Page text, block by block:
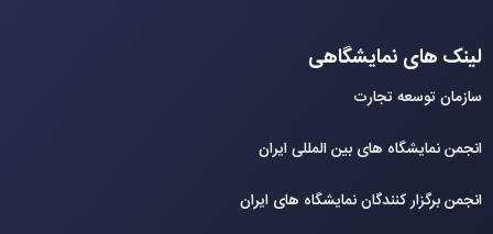
لینک های نمایشگاهی
سازمان توسعه تجارت
انجمن نمایشگاه های بین المللی ایران
انجمن برگزار کنندگان نمایشگاه های ایران